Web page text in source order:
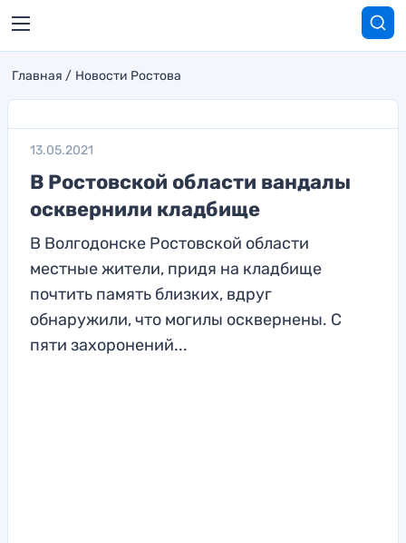
Главная Новости Ростова
13.05.2021
В Ростовской области вандалы
осквернили кладбище
В Волгодонске Ростовской области
местные жители, придя на кладбище
почтить память близких, вдруг
обнаружили, что могилы осквернены. С
пяти захоронений...